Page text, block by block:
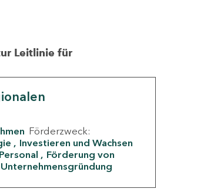
Leitlinie für
Förderzweck:
Investieren und Wachsen
Förderung von
Unternehmensgründung